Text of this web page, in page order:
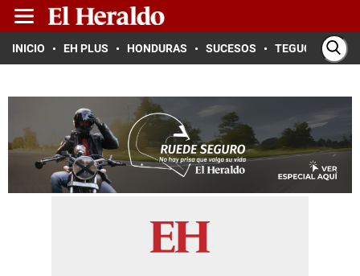
INICIO EH PLUS HONDURAS SUCESOS TEGUCIGALPA